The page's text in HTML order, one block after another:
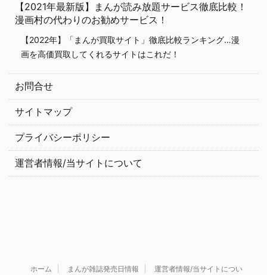
【2021年最新版】まんが読み放題サービス徹底比較！
漫画村の代わりのお勧めサービス！
【2022年】「まんが買取サイト」徹底比較ランキング…漫
画を高価買取してくれるサイトはこれだ！
お問合せ
サイトマップ
プライバシーポリシー
運営者情報/当サイトについて
ホーム まんが雑誌発売日情報
運営者情報/当サイトについ